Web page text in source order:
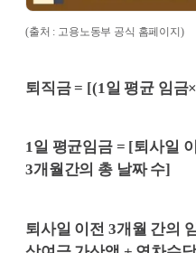
(출처 : 고용노동부 공식 홈페이지)
퇴직금 = [(1일 평균 임금
1일 평균임금 = [퇴사일
3개월간의 총 날짜 수]
퇴사일 이전 3개월 간의